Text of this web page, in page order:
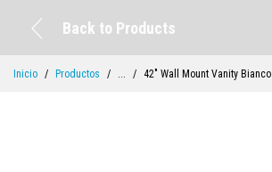
Back to Products
Inicio Productos ... 42" Wall Mount Vanity Bianco